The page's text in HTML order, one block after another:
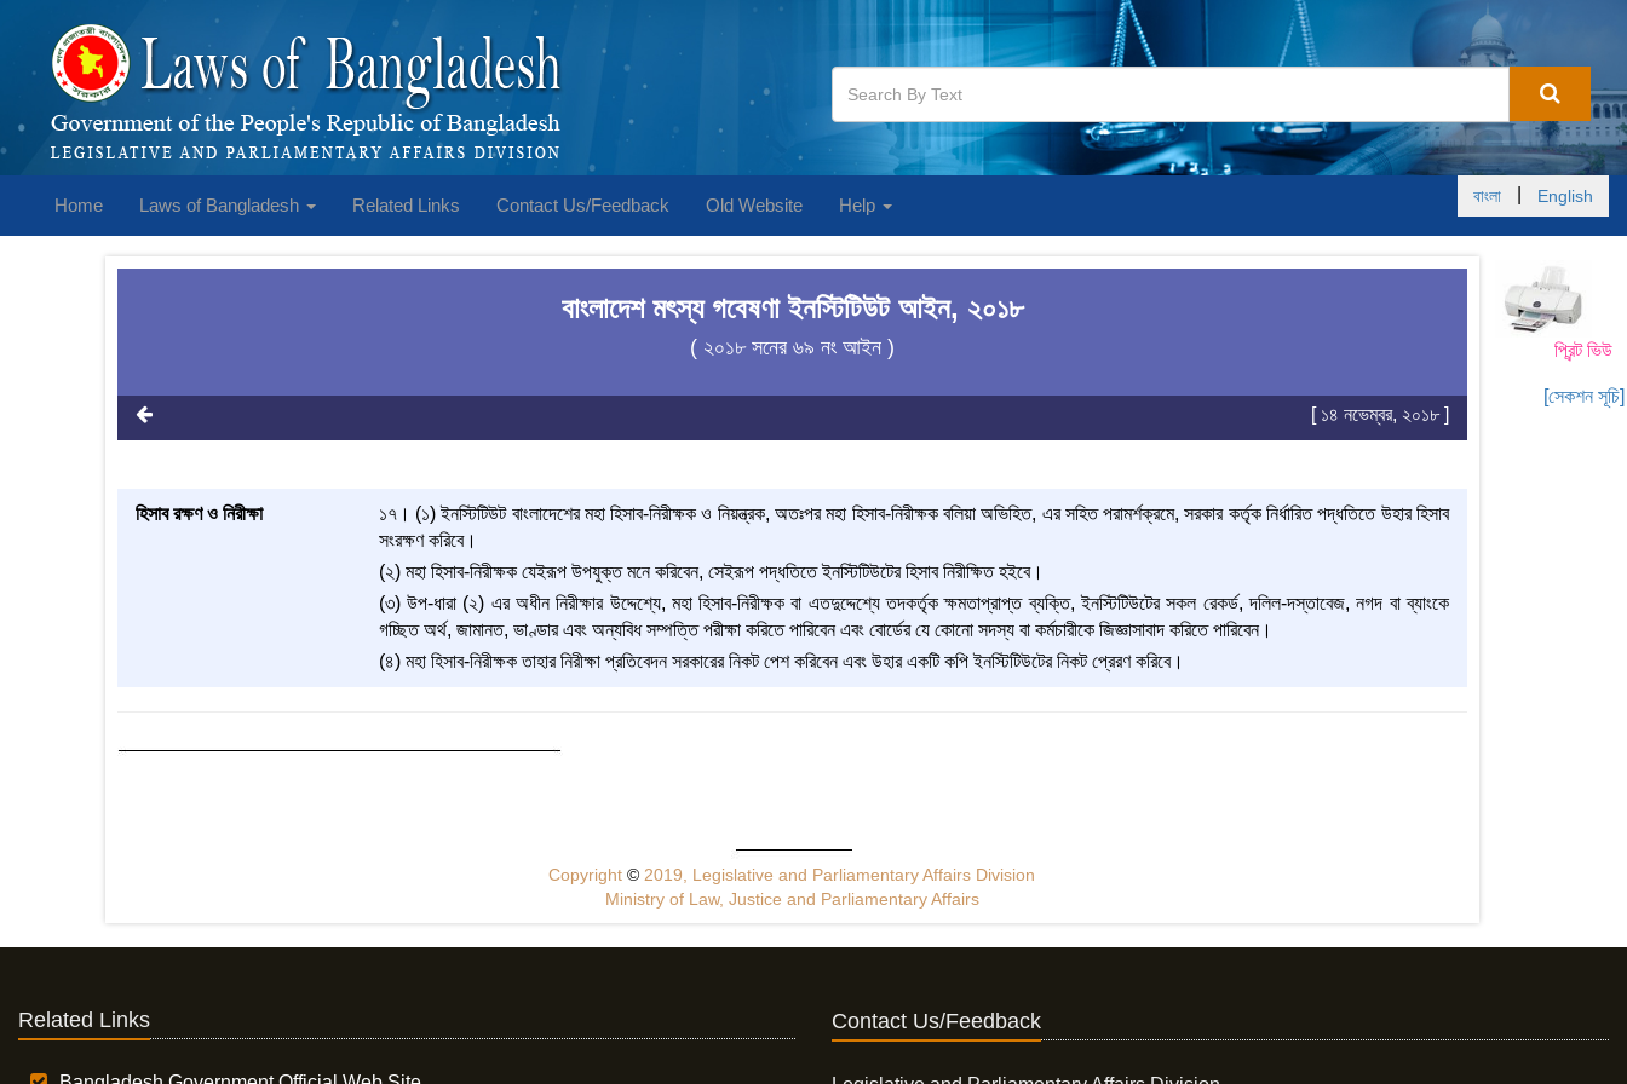
Home Laws of Bangladesh Related Links Contact Us/Feedback Old Website Help বাংলা English
প্রিন্ট ভিউ
[সেকশন সূচি]
বাংলাদেশ মৎস্য গবেষণা ইনস্টিটিউট আইন, ২০১৮
( ২০১৮ সনের ৬৯ নং আইন )
[ ১৪ নভেম্বর, ২০১৮ ]
হিসাব রক্ষণ ও নিরীক্ষা
১৭। (১) ইনস্টিটিউট বাংলাদেশের মহা হিসাব-নিরীক্ষক ও নিয়ন্ত্রক, অতঃপর মহা হিসাব-নিরীক্ষক বলিয়া অভিহিত, এর সহিত পরামর্শক্রমে, সরকার কর্তৃক নির্ধারিত পদ্ধতিতে উহার হিসাব
সংরক্ষণ করিবে।
(২) মহা হিসাব-নিরীক্ষক যেইরূপ উপযুক্ত মনে করিবেন, সেইরূপ পদ্ধতিতে ইনস্টিটিউটের হিসাব নিরীক্ষিত হইবে।
(৩) উপ-ধারা (২) এর অধীন নিরীক্ষার উদ্দেশ্যে, মহা হিসাব-নিরীক্ষক বা এতদুদ্দেশ্যে তদকর্তৃক ক্ষমতাপ্রাপ্ত ব্যক্তি, ইনস্টিটিউটের সকল রেকর্ড, দলিল-দস্তাবেজ, নগদ বা ব্যাংকে
গচ্ছিত অর্থ, জামানত, ভাণ্ডার এবং অন্যবিধ সম্পত্তি পরীক্ষা করিতে পারিবেন এবং বোর্ডের যে কোনো সদস্য বা কর্মচারীকে জিজ্ঞাসাবাদ করিতে পারিবেন।
(৪) মহা হিসাব-নিরীক্ষক তাহার নিরীক্ষা প্রতিবেদন সরকারের নিকট পেশ করিবেন এবং উহার একটি কপি ইনস্টিটিউটের নিকট প্রেরণ করিবে।
Copyright© 2019, Legislative and Parliamentary Affairs Division
Ministry of Law, Justice and Parliamentary Affairs
Related Links Contact Us/Feedback